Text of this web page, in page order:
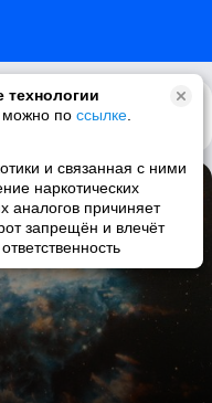
можно по ссылке
и связанная с ними
наркотических
аналогов причиняет
запрещён и влечёт